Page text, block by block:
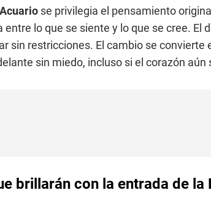
se privilegia el pensamiento
lo que se siente y lo que se cree. El
sin restricciones. El cambio se convierte
sin miedo, incluso si el corazón aún
brillarán con la entrada de la